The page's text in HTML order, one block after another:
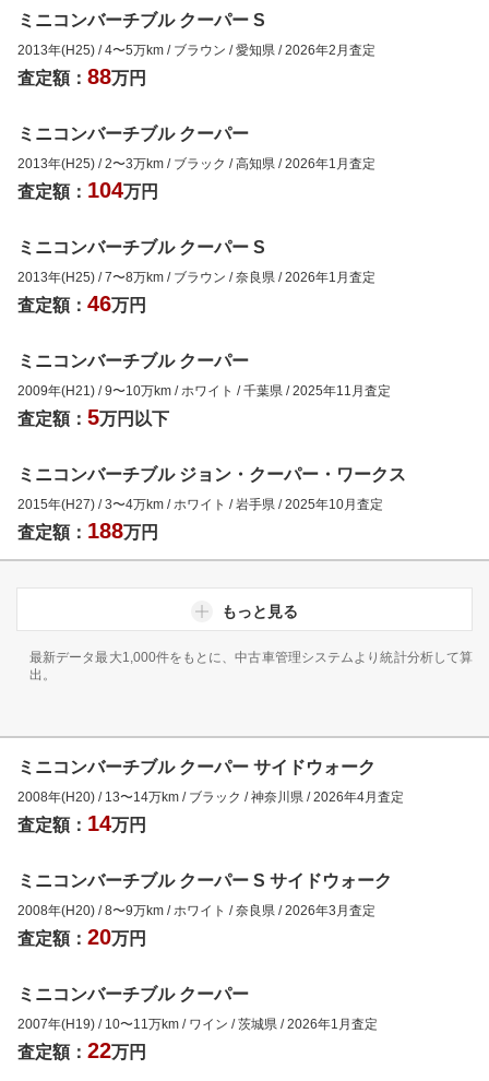
ミニコンバーチブル クーパー S
2013年(H25) /4〜5万km / ブラウン /愛知県 /2026年2月査定
査定額： 88万円
ミニコンバーチブル クーパー
2013年(H25) /2〜3万km / ブラック /高知県 /2026年1月査定
査定額： 104万円
ミニコンバーチブル クーパー S
2013年(H25) /7〜8万km / ブラウン /奈良県 /2026年1月査定
査定額： 46万円
ミニコンバーチブル クーパー
2009年(H21) /9〜10万km / ホワイト /千葉県 /2025年11月査定
査定額： 5万円以下
ミニコンバーチブル ジョン・クーパー・ワークス
2015年(H27) /3〜4万km / ホワイト /岩手県 /2025年10月査定
査定額： 188万円
もっと見る
最新データ最大1,000件をもとに、中古車管理システムより統計分析して算
出。
ミニコンバーチブル クーパー サイドウォーク
2008年(H20) / 13〜14万km / ブラック /神奈川県 /2026年4月査定
査定額： 14万円
ミニコンバーチブル クーパー S サイドウォーク
2008年(H20) /8〜9万km / ホワイト /奈良県 /2026年3月査定
査定額： 20万円
ミニコンバーチブル クーパー
2007年(H19) / 10〜11 万km / ワイン /茨城県 /2026年1月査定
査定額： 22万円